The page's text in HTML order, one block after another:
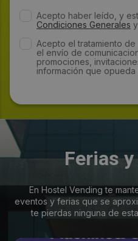
Acepto haber leído, y
Condiciones Generales
Acepto el tratamiento
el envío de
promociones,
información que opueda
Ferias
En Hostel Vending te
eventos y ferias que se
te pierdas ninguna de